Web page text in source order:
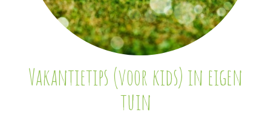
Vakantietips (voor kids) in eigen
tuin